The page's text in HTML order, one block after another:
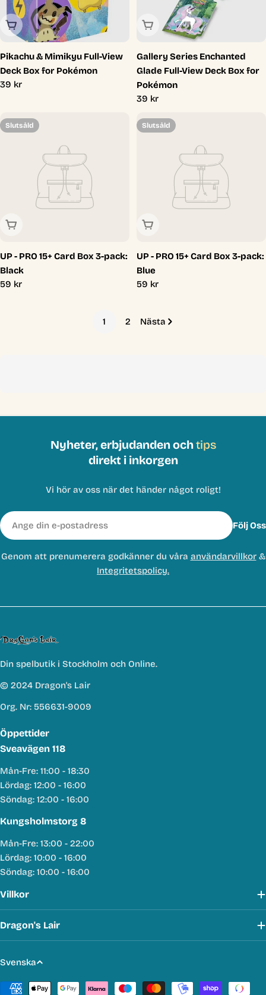
Slutsåld
Pikachu & Mimikyu Full-View
Deck Box for Pokémon
Ordinarie
39 kr
Slutsåld
Gallery Series Enchanted
Glade Full-View Deck Box for
Pokémon
Ordinarie
39 kr
Slutsåld
Slutsåld
UP - PRO 15+ Card Box 3-pack:
Black
Ordinarie
59 kr
Slutsåld
Slutsåld
UP - PRO 15+ Card Box 3-pack:
Blue
Ordinarie
59 kr
1 2 Nästa
Nyheter, erbjudanden ochtips
direkt i inkorgen
Vi hör av oss när det händer något roligt!
E-
post
Följ Oss
Genom att prenumerera godkänner du våra användarvillkor&
Integritetspolicy.
Din spelbutik i Stockholm och Online.
© 2024 Dragon's Lair
Org. Nr: 556631-9009
Öppettider
Sveavägen 118
Mån-Fre: 11:00 - 18:30
Lördag: 12:00 - 16:00
Söndag: 12:00 - 16:00
Kungsholmstorg 8
Mån-Fre: 13:00 - 22:00
Lördag: 10:00 - 16:00
Söndag: 10:00 - 16:00
Villkor
Dragon's Lair
S
p
Svenska
Betalmetoder